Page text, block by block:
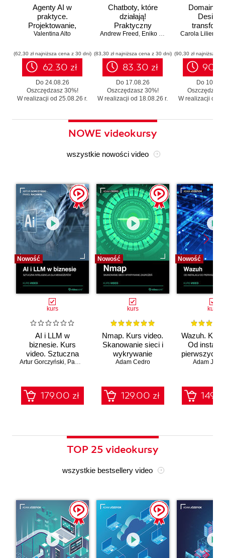
Agenty AI w
praktyce.
Projektowanie,
wdrażanie i
autonomicznych
systemów
Valentina Alto
(62,30 zł najniższa cena z 30 dni)
62.30 zł
Do 24.08.26
Oszczędzasz 30%!
W realizacji od 25.08.26 r.
Chatboty, które
działają!
Praktyczny
przewodnik po
sztucznej
inteligencji
Andrew Freed , Eniko Rozsa Cari Jacobs
(83,30 zł najniższa cena z 30 dni)
83.30 zł
Do 17.08.26
Oszczędzasz 30%!
W realizacji od 18.08.26 r.
Domain-
Design
legacy
zbędnego
Carola Lilienthal
(90,30 zł najniższa
Do
Oszczędzasz
W realizacji od
NOWE videokursy
wszystkie nowości video
Nowość
kurs
AI i LLM w
biznesie. Kurs
video. Sztuczna
inteligencja dla
Artur Gorczyński Paweł Rachwał
179.00 zł
Nowość
kurs
Nmap. Kurs video.
Skanowanie sieci i
wykrywanie
zagrożeń
Adam Cedro
129.00 zł
Nowość
kurs
Wazuh. Kurs
Od
pierwszych
Adam
TOP 25 videokursy
wszystkie bestsellery video